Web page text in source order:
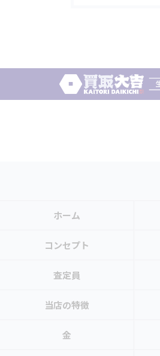
ホーム
コンセプト
査定員
当店の特徴
金